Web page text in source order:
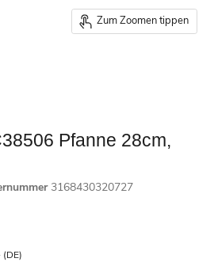
Zum Zoomen tippen
Pfanne 28cm,
3168430320727
(DE)